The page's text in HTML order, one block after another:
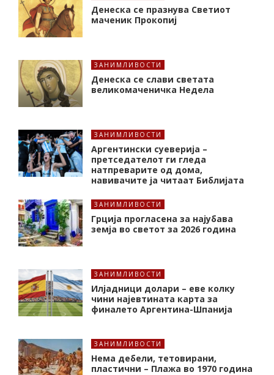
Денеска се празнува Светиот
маченик Прокопиј
ЗАНИМЛИВОСТИ
Денеска се слави светата
великомаченичка Недела
ЗАНИМЛИВОСТИ
Аргентински суеверија –
претседателот ги гледа
натпреварите од дома,
навивачите ја читаат Библијата
ЗАНИМЛИВОСТИ
Грција прогласена за најубава
земја во светот за 2026 година
ЗАНИМЛИВОСТИ
Илјадници долари – еве колку
чини најевтината карта за
финалето Аргентина-Шпанија
ЗАНИМЛИВОСТИ
Нема дебели, тетовирани,
пластични – Плажа во 1970 година